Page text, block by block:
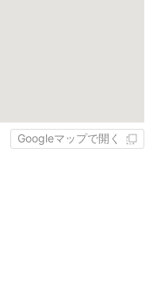
Googleマップで開く